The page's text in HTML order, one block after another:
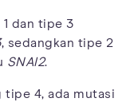
dan tipe 3
, sedangkan tipe 2
SNAI2.
tipe 4, ada mutasi